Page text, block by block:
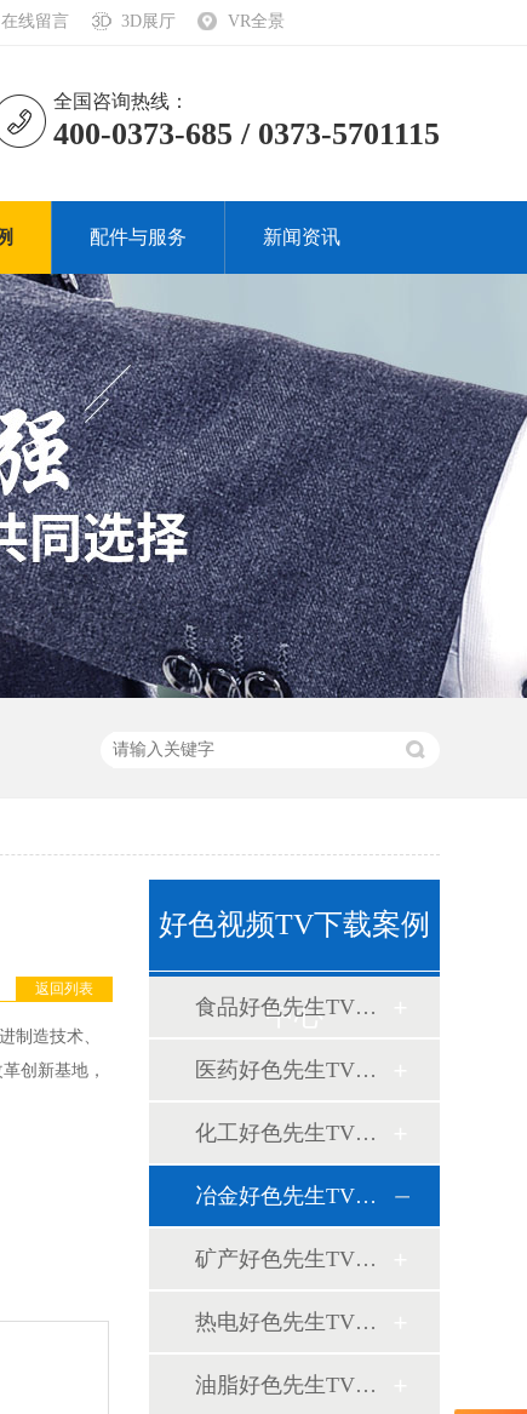
在线留言 3D展厅 VR全景
全国咨询热线：
400-0373-685 / 0373-5701115
配件与服务 新闻资讯
返回列表
制造技术、
创新基地，
好色视频TV下载案例
中心 食品好色先生TV在线观看案例
医药好色先生TV在线观看案例
化工好色先生TV在线观看案例
冶金好色先生TV在线观看案例
矿产好色先生TV在线观看案例
热电好色先生TV在线观看案例
油脂好色先生TV在线观看案例